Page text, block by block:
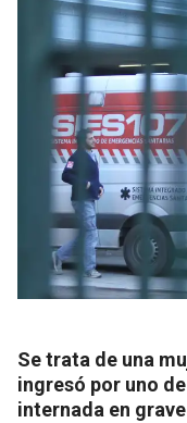
Se trata de una
ingresó por uno
internada en